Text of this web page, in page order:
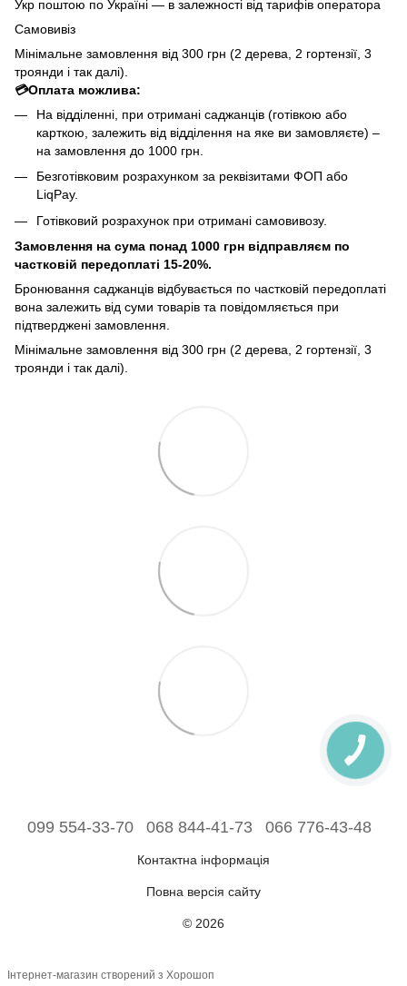
Укр поштою по Україні — в залежності від тарифів оператора
Самовивіз
Мінімальне замовлення від 300 грн (2 дерева, 2 гортензії, 3
троянди і так далі).
💳Оплата можлива:
На відділенні, при отримані саджанців (готівкою або
карткою, залежить від відділення на яке ви замовляєте) –
на замовлення до 1000 грн.
Безготівковим розрахунком за реквізитами ФОП або
LiqPay.
Готівковий розрахунок при отримані самовивозу.
Замовлення на сума понад 1000 грн відправляєм по
частковій передоплаті 15-20%.
Бронювання саджанців відбувається по частковій передоплаті
вона залежить від суми товарів та повідомляється при
підтверджені замовлення.
Мінімальне замовлення від 300 грн (2 дерева, 2 гортензії, 3
троянди і так далі).
099 554-33-70 068 844-41-73 066 776-43-48
Контактна інформація
Повна версія сайту
© 2026
Інтернет-магазин створений з Хорошоп